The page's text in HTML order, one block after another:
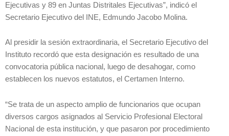
Ejecutivas y 89 en Juntas Distritales Ejecutivas”, indicó el
Secretario Ejecutivo del INE, Edmundo Jacobo Molina.
Al presidir la sesión extraordinaria, el Secretario Ejecutivo del
Instituto recordó que esta designación es resultado de una
convocatoria pública nacional, luego de desahogar, como
establecen los nuevos estatutos, el Certamen Interno.
“Se trata de un aspecto amplio de funcionarios que ocupan
diversos cargos asignados al Servicio Profesional Electoral
Nacional de esta institución, y que pasaron por procedimiento